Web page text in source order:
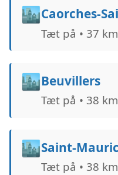
🏙️Caorches-
Tæt på • 37 km
🏙️Beuvillers
Tæt på • 38 km
🏙️Saint-
Tæt på • 38 km